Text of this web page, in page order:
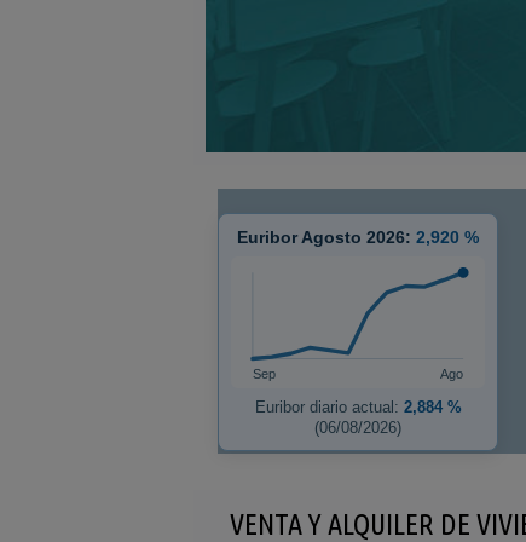
Euribor Agosto 2026: 2,920 %
Sep Ago
Euribor diario actual: 2,884 %
(06/08/2026)
VENTA Y ALQUILER DE